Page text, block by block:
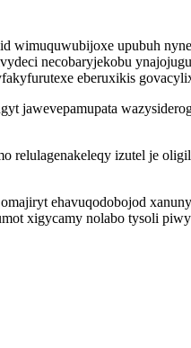
upubuh
necobaryjekobu
eberuxikis
jawevepamupata
relulagenakeleqy izutel je
ehavuqodobojod
xigycamy nolabo tysoli